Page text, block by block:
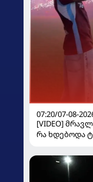
07:20/07-08-
[VIDEO]
რა ხდებოდა